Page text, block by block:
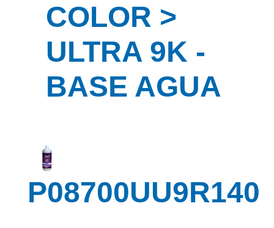
COLOR >
ULTRA 9K -
BASE AGUA
P08700UU9R140